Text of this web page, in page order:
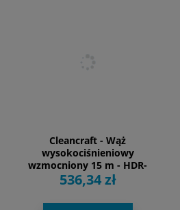
Cleancraft - Wąż
wysokociśnieniowy
wzmocniony 15 m - HDR-
K54-16 / 60-13 / 77-18
536,34 zł